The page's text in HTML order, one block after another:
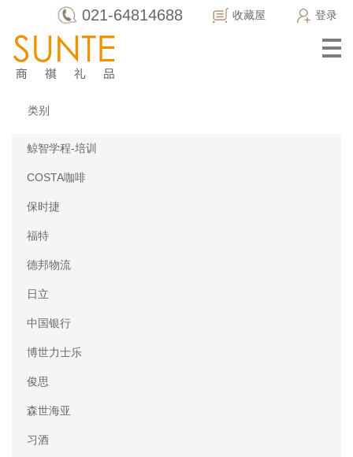
登录
收藏屋
021-64814688
类别
鲸智学程-培训
COSTA咖啡
保时捷
福特
德邦物流
日立
中国银行
博世力士乐
俊思
森世海亚
习酒